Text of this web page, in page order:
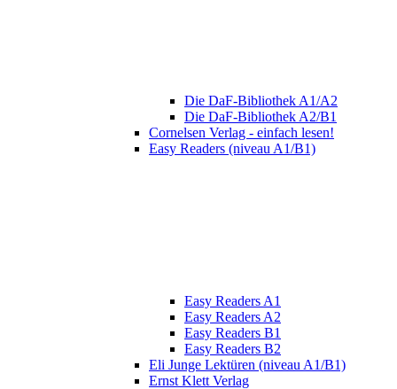
Die DaF-Bibliothek A1/A2
Die DaF-Bibliothek A2/B1
Cornelsen Verlag - einfach lesen!
Easy Readers (niveau A1/B1)
Easy Readers A1
Easy Readers A2
Easy Readers B1
Easy Readers B2
Eli Junge Lektüren (niveau A1/B1)
Ernst Klett Verlag